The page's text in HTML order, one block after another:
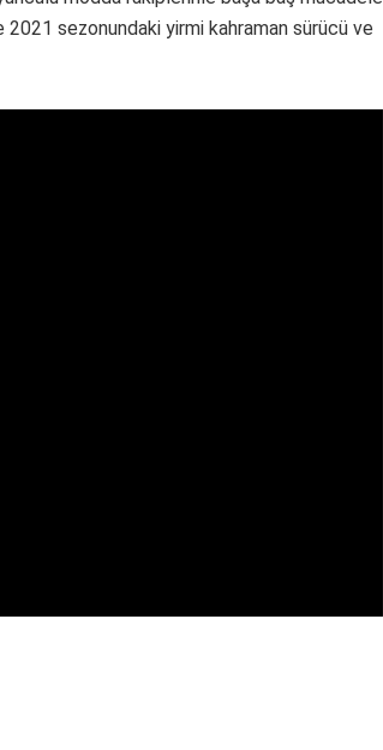
2021 sezonundaki yirmi kahraman sürücü ve